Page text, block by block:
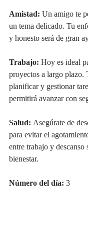
Amistad: Un amigo te
un tema delicado. Tu
y honesto será de gran
Trabajo: Hoy es ideal
proyectos a largo
planificar y gestionar
permitirá avanzar con
Salud: Asegúrate de
para evitar el
entre trabajo y
bienestar.
Número del día: 3